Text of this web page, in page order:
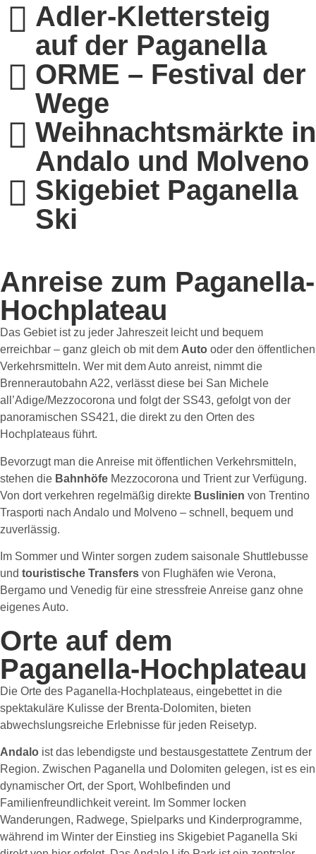
Adler-Klettersteig
auf der Paganella
ORME – Festival der
Wege
Weihnachtsmärkte in
Andalo und Molveno
Skigebiet Paganella
Ski
Anreise zum Paganella-
Hochplateau
Das Gebiet ist zu jeder Jahreszeit leicht und bequem
erreichbar – ganz gleich ob mit dem Auto oder den öffentlichen
Verkehrsmitteln. Wer mit dem Auto anreist, nimmt die
Brennerautobahn A22, verlässt diese bei San Michele
all’Adige/Mezzocorona und folgt der SS43, gefolgt von der
panoramischen SS421, die direkt zu den Orten des
Hochplateaus führt.
Bevorzugt man die Anreise mit öffentlichen Verkehrsmitteln,
stehen die Bahnhöfe Mezzocorona und Trient zur Verfügung.
Von dort verkehren regelmäßig direkte Buslinien von Trentino
Trasporti nach Andalo und Molveno – schnell, bequem und
zuverlässig.
Im Sommer und Winter sorgen zudem saisonale Shuttlebusse
und touristische Transfers von Flughäfen wie Verona,
Bergamo und Venedig für eine stressfreie Anreise ganz ohne
eigenes Auto.
Orte auf dem
Paganella-Hochplateau
Die Orte des Paganella-Hochplateaus, eingebettet in die
spektakuläre Kulisse der Brenta-Dolomiten, bieten
abwechslungsreiche Erlebnisse für jeden Reisetyp.
Andalo ist das lebendigste und bestausgestattete Zentrum der
Region. Zwischen Paganella und Dolomiten gelegen, ist es ein
dynamischer Ort, der Sport, Wohlbefinden und
Familienfreundlichkeit vereint. Im Sommer locken
Wanderungen, Radwege, Spielparks und Kinderprogramme,
während im Winter der Einstieg ins Skigebiet Paganella Ski